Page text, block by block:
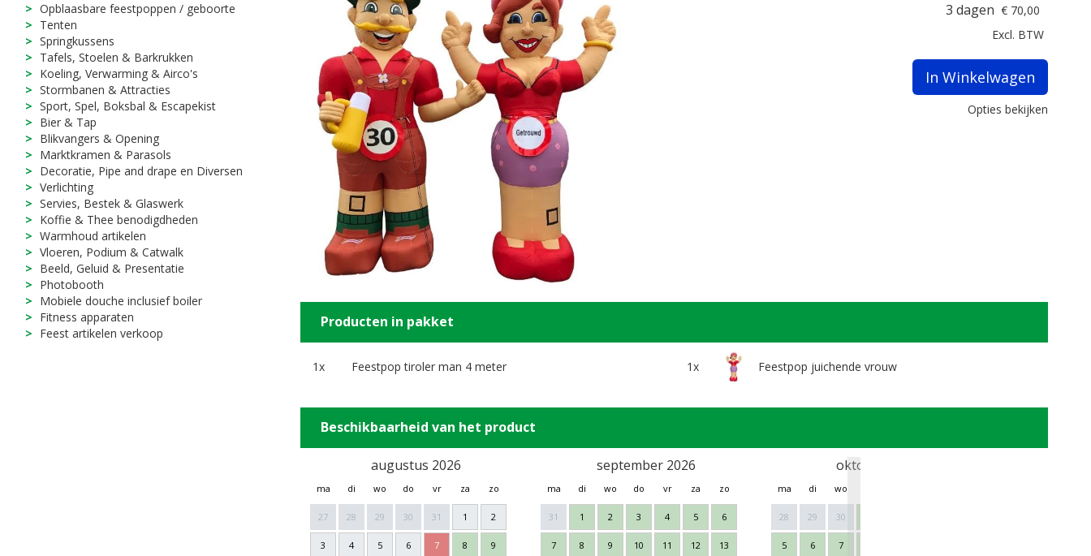
Opblaasbare feestpoppen / geboorte
Tenten
Springkussens
Tafels, Stoelen & Barkrukken
Koeling, Verwarming & Airco's
Stormbanen & Attracties
Sport, Spel, Boksbal & Escapekist
Bier & Tap
Blikvangers & Opening
Marktkramen & Parasols
Decoratie, Pipe and drape en Diversen
Verlichting
Servies, Bestek & Glaswerk
Koffie & Thee benodigdheden
Warmhoud artikelen
Vloeren, Podium & Catwalk
Beeld, Geluid & Presentatie
Photobooth
Mobiele douche inclusief boiler
Fitness apparaten
Feest artikelen verkoop
3 dagen € 70,00
Excl. BTW
In Winkelwagen
Opties bekijken
Producten in pakket
1x Feestpop tiroler man 4 meter 1x Feestpop juichende vrouw
Beschikbaarheid van het product
augustus 2026
ma di wo do vr za zo
27 28 29 30 31 1 2
3 4 5 6 7 8 9
september 2026
ma di wo do vr za zo
31 1 2 3 4 5 6
7 8 9 10 11 12 13
oktober 2026
ma di wo
28 29 30
5 6 7